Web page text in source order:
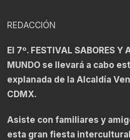
REDACCIÓN
El 7º. FESTIVAL SABORES Y
MUNDO se llevará a cabo
explanada de la Alcaldía
CDMX.
Asiste con familiares y
esta gran fiesta